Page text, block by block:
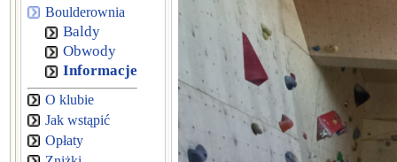
Boulderownia
Baldy
Obwody
Informacje
O klubie
Jak wstąpić
Opłaty